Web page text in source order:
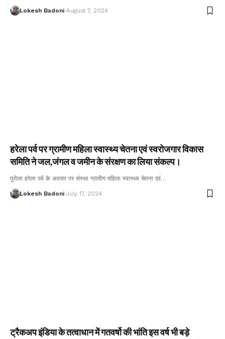
Lokesh Badoni August 7, 2024
हरेला पर्व पर ग्रामीण महिला स्वास्थ्य चेतना एवं स्वरोजगार विकास
समिति ने जल,जंगल व जमीन के संरक्षण का लिया संकल्प।
पुरोला हरेला पर्व के अवसर पर संस्था ग्रामीण महिला स्वास्थ्य चेतना एवं…
Lokesh Badoni July 17, 2024
ट्रैकअप इंडिया के तत्वाधान में गतवर्षो की भांति इस वर्ष भी बड़े